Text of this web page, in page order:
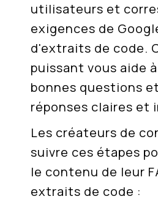
utilisateurs et
exigences de
d'extraits de code.
puissant vous aide
bonnes questions
réponses claires et
Les créateurs de
suivre ces étapes
le contenu de leur
extraits de code :